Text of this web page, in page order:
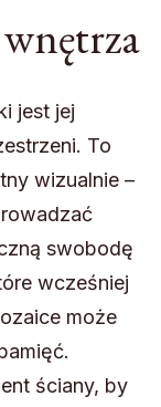
jest jej
To
wizualnie –
swobodę
wcześniej
może
ściany, by